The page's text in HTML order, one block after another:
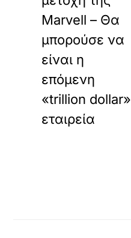
Marvell – Θα
μπορούσε να
είναι η
επόμενη
«trillion dollar»
εταιρεία